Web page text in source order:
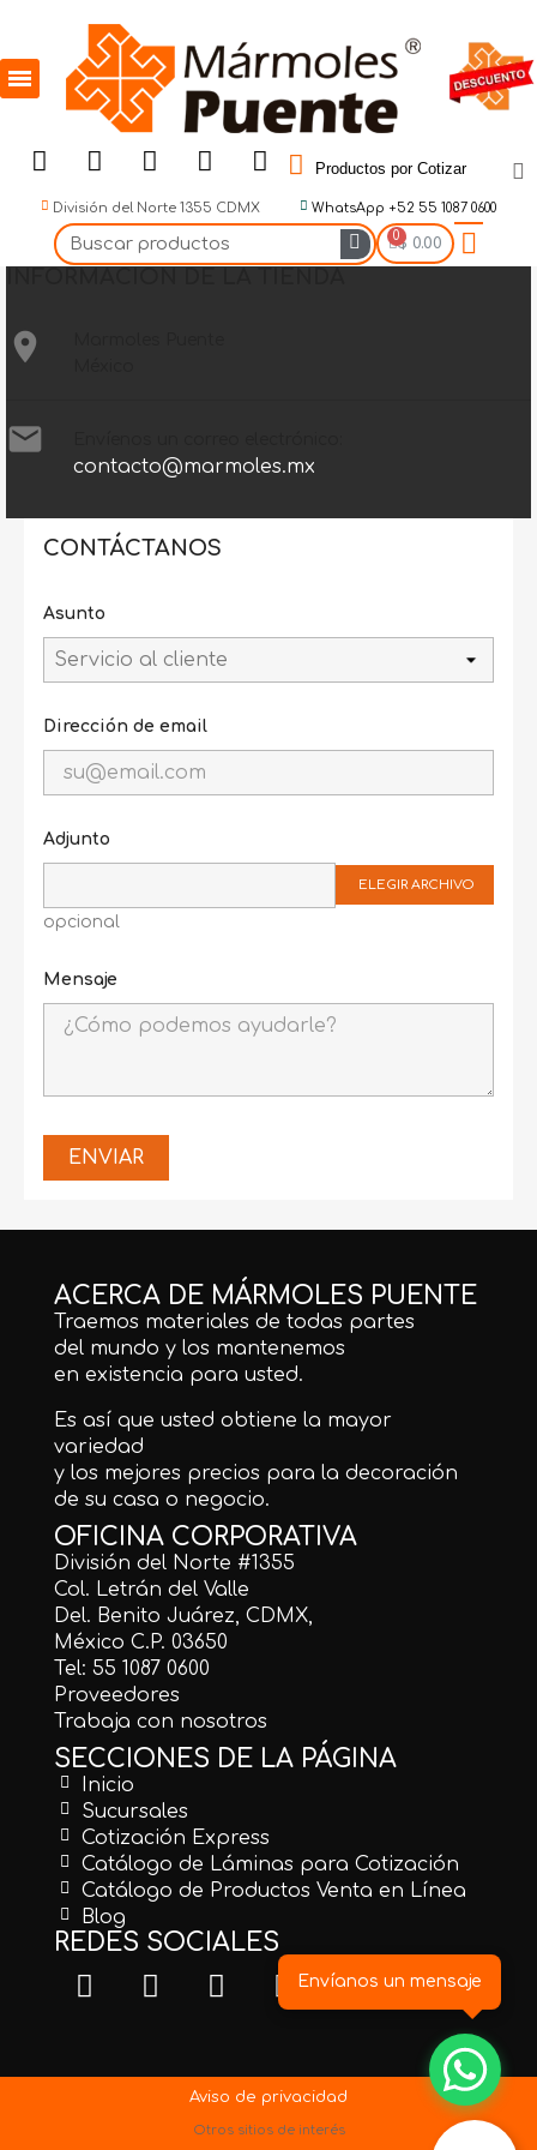
Productos por Cotizar
División del Norte 1355 CDMX WhatsApp +52 55 1087 0600
$ 0.00


contacto@marmoles.mx
CONTÁCTANOS
Asunto
Dirección de email
Adjunto
ELEGIR ARCHIVO
opcional
Mensaje
ACERCA DE MÁRMOLES PUENTE
Traemos materiales de todas partes
del mundo y los mantenemos
en existencia para usted.
Es así que usted obtiene la mayor
variedad
y los mejores precios para la decoración
de su casa o negocio.
OFICINA CORPORATIVA
División del Norte #1355
Col. Letrán del Valle
Del. Benito Juárez, CDMX,
México C.P. 03650
Tel: 55 1087 0600
Proveedores
Trabaja con nosotros
SECCIONES DE LA PÁGINA
Inicio
Sucursales
Cotización Express
Catálogo de Láminas para Cotización
Catálogo de Productos Venta en Línea
Blog
REDES SOCIALES
Aviso de privacidad
Otros sitios de interés
Envíanos un mensaje